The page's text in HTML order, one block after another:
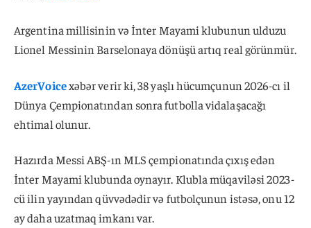
Argentina millisinin və İnter Mayami klubunun ulduzu
Lionel Messinin Barselonaya dönüşü artıq real görünmür.
AzerVoicexəbər verir ki, 38 yaşlı hücumçunun 2026-cı il
Dünya Çempionatından sonra futbolla vidalaşacağı
ehtimal olunur.
Hazırda Messi ABŞ-ın MLS çempionatında çıxış edən
İnter Mayami klubunda oynayır. Klubla müqaviləsi 2023-
cü ilin yayından qüvvədədir və futbolçunun istəsə, onu 12
ay daha uzatmaq imkanı var.